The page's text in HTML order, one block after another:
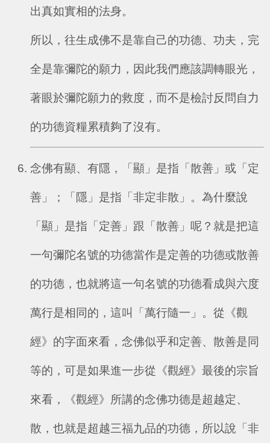
出真如實相的法身。
所以，往生成佛不是靠自己的功德、功夫，完
全是靠彌陀的願力，因此我們應該調轉眼光，
著眼於彌陀願力的救度，而不是檢討反問自力
的功德資糧累積夠了沒有。
念佛有顯、有隱，「顯」是指「散善」或「定
善」；「隱」是指「非定非散」。為什麼說
「顯」是指「定善」跟「散善」呢？就是把這
一句彌陀名號的功德當作是定善的功德或散善
的功德，也就將這一句名號的功德看成與六度
萬行是相同的，這叫「萬行隨一」。從《觀
經》的字面來看，念佛似乎和定善、散善是同
等的，可是如果進一步從《觀經》最後的宗旨
來看，《觀經》所講的念佛功德是超越定、
散，也就是超越三福九品的功德，所以說「非